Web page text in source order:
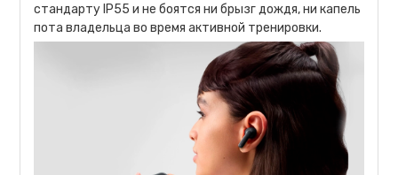
стандарту IP55 и не боятся ни брызг дождя, ни капель
пота владельца во время активной тренировки.